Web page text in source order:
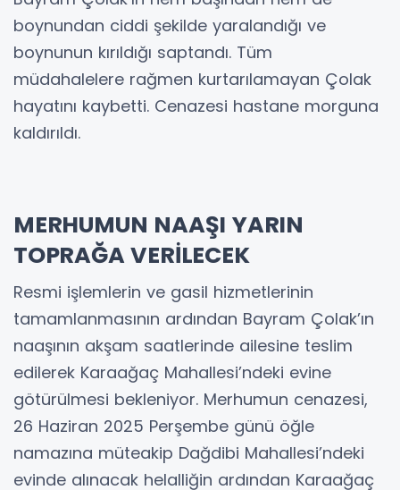
boynundan ciddi şekilde yaralandığı ve
boynunun kırıldığı saptandı. Tüm
müdahalelere rağmen kurtarılamayan Çolak
hayatını kaybetti. Cenazesi hastane morguna
kaldırıldı.
MERHUMUN NAAŞI YARIN
TOPRAĞA VERİLECEK
Resmi işlemlerin ve gasil hizmetlerinin
tamamlanmasının ardından Bayram Çolak’ın
naaşının akşam saatlerinde ailesine teslim
edilerek Karaağaç Mahallesi’ndeki evine
götürülmesi bekleniyor. Merhumun cenazesi,
26 Haziran 2025 Perşembe günü öğle
namazına müteakip Dağdibi Mahallesi’ndeki
evinde alınacak helalliğin ardından Karaağaç